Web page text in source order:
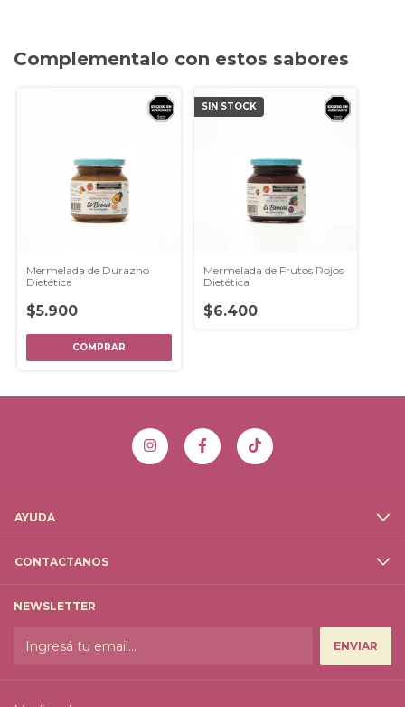
Complementalo con estos sabores
Mermelada de Durazno
Dietética
$5.900
SIN STOCK
Mermelada de Frutos Rojos
Dietética
$6.400
AYUDA
CONTACTANOS
NEWSLETTER